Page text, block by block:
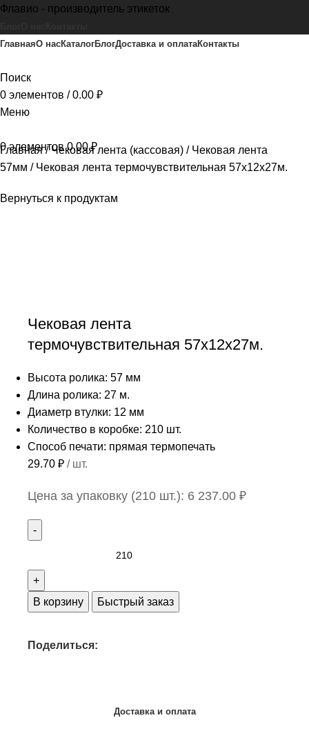
Флавио - производитель этикеток
ГлавнаяО насКаталогБлогДоставка и оплатаКонтакты
Поиск
0 элементов / 0.00 ₽
Меню
0элементов 0.00₽
Главная Чековая лента (кассовая)
Чековая лента
57мм
Чековая лента термочувствительная 57х12х27м.
Вернуться к продуктам
Чековая лента
термочувствительная 57х12х27м.
Высота ролика: 57 мм
Длина ролика: 27 м.
Диаметр втулки: 12 мм
Количество в коробке: 210 шт.
Способ печати: прямая термопечать
29.70 ₽ / шт.
Цена за упаковку (210 шт.): 6 237.00 ₽
В корзину Быстрый заказ
Поделиться:
Доставка и оплата